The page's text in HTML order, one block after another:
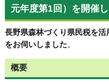
元年度第1回）を開催し
長野県森林づくり県民税を
をお伺いしました。
概要